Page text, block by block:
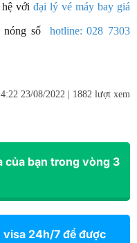
với đại lý vé máy bay giá
nóng số hotline: 028 7303
23/08/2022 | 1882 lượt xem
của bạn trong vòng 3
24h/7 để được